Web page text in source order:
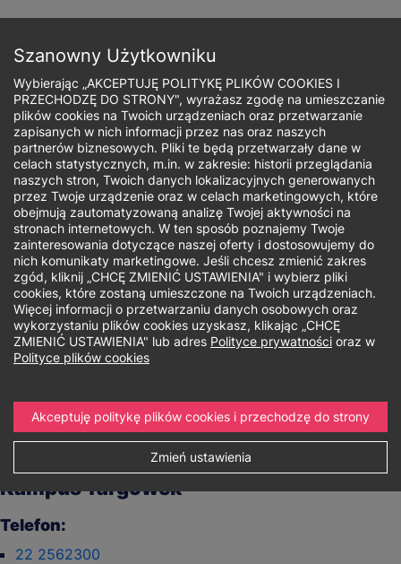
treści
Ścieżka
nawigacyjna
Jaki rodzaj studiów Cię interesuje?
Studia I stopnia
Uniwersytet WSB Merito Warszawa.
Kampus Mokotów
Telefon:
Uniwersytet WSB Merito Warszawa.
Kampus Targówek
Telefon:
22 2562300
Szanowny Użytkowniku
Wybierając „AKCEPTUJĘ POLITYKĘ PLIKÓW COOKIES I
PRZECHODZĘ DO STRONY", wyrażasz zgodę na umieszczanie
plików cookies na Twoich urządzeniach oraz przetwarzanie
zapisanych w nich informacji przez nas oraz naszych
partnerów biznesowych. Pliki te będą przetwarzały dane w
celach statystycznych, m.in. w zakresie: historii przeglądania
naszych stron, Twoich danych lokalizacyjnych generowanych
przez Twoje urządzenie oraz w celach marketingowych, które
obejmują zautomatyzowaną analizę Twojej aktywności na
stronach internetowych. W ten sposób poznajemy Twoje
zainteresowania dotyczące naszej oferty i dostosowujemy do
nich komunikaty marketingowe. Jeśli chcesz zmienić zakres
zgód, kliknij „CHCĘ ZMIENIĆ USTAWIENIA" i wybierz pliki
cookies, które zostaną umieszczone na Twoich urządzeniach.
Więcej informacji o przetwarzaniu danych osobowych oraz
wykorzystaniu plików cookies uzyskasz, klikając „CHCĘ
ZMIENIĆ USTAWIENIA" lub adres Polityce prywatności oraz w
Polityce plików cookies
Zmień ustawienia
Akceptuję politykę plików cookies i przechodzę do strony